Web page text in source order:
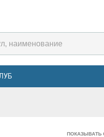
ПОКАЗЫВАТЬ